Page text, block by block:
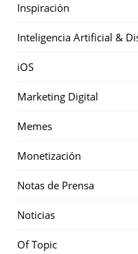
Inspiración
Inteligencia Artificial &
iOS
Marketing Digital
Memes
Monetización
Notas de Prensa
Noticias
Of Topic